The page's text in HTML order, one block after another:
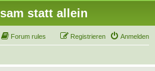
statt allein
Forum rules Anmelden
Registrieren